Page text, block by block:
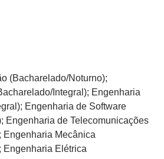
(Bacharelado/Noturno);
Integral); Engenharia
Engenharia de Software
Engenharia de Telecomunicações
Engenharia Mecânica
Engenharia Elétrica